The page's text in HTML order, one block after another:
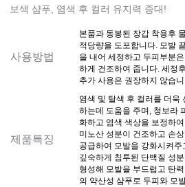
보색 샴푸, 염색 후 컬러 유지력 증대!
사용방법
본품과 동봉된 장갑 착용후
적당량을 도포합니다. 모발
을 내어 세정하고 두피부분
하게 건조하여 줍니다. 세정
추가 사용은 권장하지 않습
제품특징
염색 및 탈색 후 컬러를 더욱
하는데 도움을 주며, 청보라
화하고 염색 색상을 보정하
미노산 성분이 건조하고 손
공급하여 모발을 강화시켜
깊숙하게 침투된 단백질 성
형성해 모발을 부드럽고 탄
의 약산성 샴푸로 두피와 모